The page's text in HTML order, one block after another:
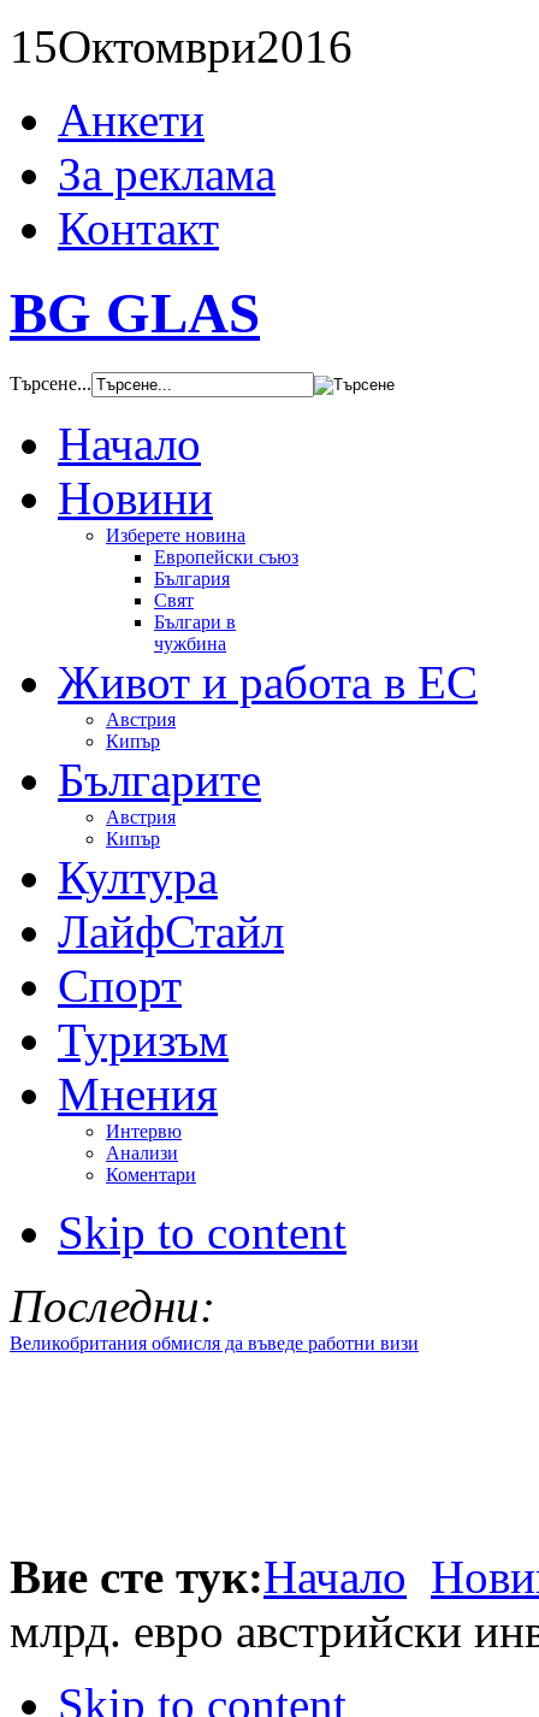
15Октомври2016
Анкети
За реклама
Контакт
BG GLAS
Търсене...
Начало
Новини
Изберете новина
Европейски съюз
България
Свят
Българи в
чужбина
Живот и работа в ЕС
Австрия
Кипър
Българите
Австрия
Кипър
Култура
ЛайфСтайл
Спорт
Туризъм
Мнения
Интервю
Анализи
Коментари
Skip to content
Последни:
Великобритания обмисля да въведе работни визи
Вие сте тук:Начало
млрд. евро австрийски
Skip to content